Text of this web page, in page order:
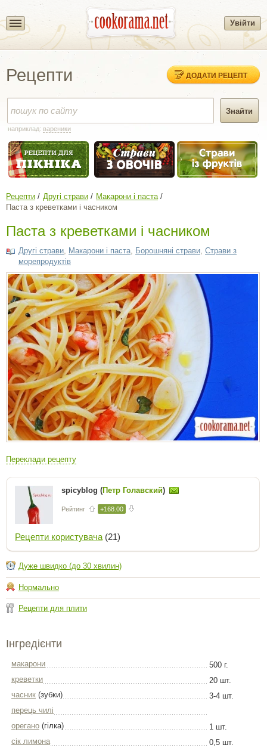
Увійти
Рецепти ДОДАТИ РЕЦЕПТ
наприклад: вареники
Рецепти Другі страви
Макарони і паста
Паста з креветками і часником
Паста з креветками і часником
Другі страви Макарони і паста Борошняні страви Страви з
морепродуктів
Переклади рецепту
spicyblog (Петр Голавский)
Рейтинг +168.00
Рецепти користувача (21)
Дуже швидко (до 30 хвилин)
Нормально
Рецепти для плити
Інгредієнти
макарони
500 г.
креветки
20 шт.
часник (зубки)
3-4 шт.
перець чилі
орегано (гілка)
1 шт.
сік лимона
0,5 шт.